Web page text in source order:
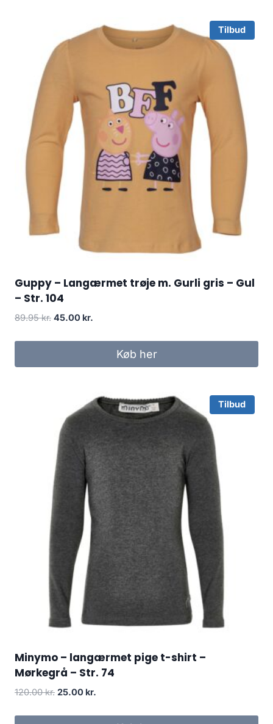
Tilbud
Guppy – Langærmet trøje m. Gurli gris – Gul
– Str. 104
89.95kr. Original
45.00 kr.
45.00 kr..Køb her
Tilbud
Minymo – langærmet pige t-shirt –
Mørkegrå – Str. 74
120.00kr. Original
25.00 kr.